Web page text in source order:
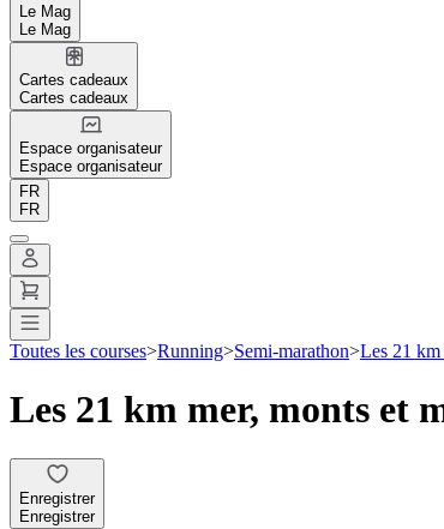
Le Mag
Le Mag
Cartes cadeaux
Cartes cadeaux
Espace organisateur
Espace organisateur
FR
FR
Toutes les courses>Running>Semi-marathon>Les 21 km
Les 21 km mer, monts et
Enregistrer
Enregistrer